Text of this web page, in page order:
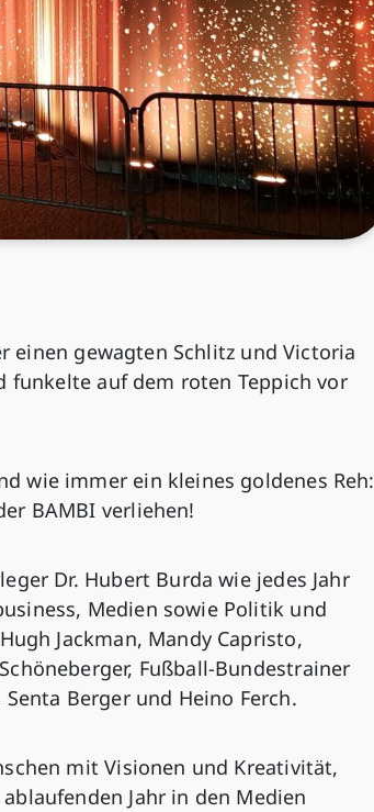
einen gewagten Schlitz und Victoria
funkelte auf dem roten Teppich vor
wie immer ein kleines goldenes Reh:
BAMBI verliehen!
Dr. Hubert Burda wie jedes Jahr
Medien sowie Politik und
Jackman, Mandy Capristo,
Fußball-Bundestrainer
Berger und Heino Ferch.
mit Visionen und Kreativität,
Jahr in den Medien